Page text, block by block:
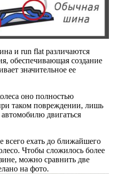
и run flat различаются
обеспечивающая создание
значительное ее
оно полностью
таком повреждении, лишь
автомобилю двигаться
всего ехать до ближайшего
Чтобы сложилось более
можно сравнить две
на фото.